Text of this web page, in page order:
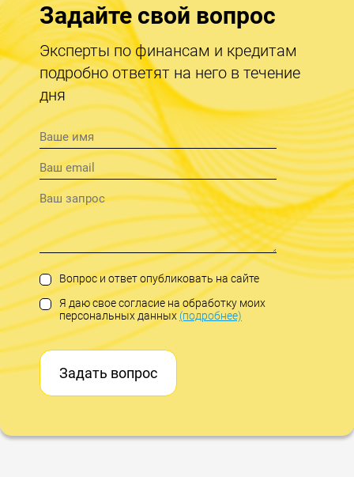
Задайте свой вопрос
Эксперты по финансам и кредитам
подробно ответят на него в течение
дня
Вопрос и ответ опубликовать на сайте
Я даю свое согласие на обработку моих
персональных данных(подробнее)
Задать вопрос